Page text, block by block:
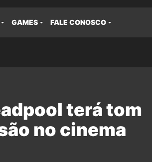
GAMES FALE CONOSCO
terá tom
no cinema